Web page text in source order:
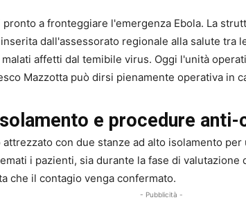
a fronteggiare l'emergenza Ebola. La
dall'assessorato regionale alla salute tra
affetti dal temibile virus. Oggi l'unità
Mazzotta può dirsi pienamente operativa in
e procedure anti-
con due stanze ad alto isolamento
i pazienti, sia durante la fase di valutazione
che il contagio venga confermato.
- Pubblicità -